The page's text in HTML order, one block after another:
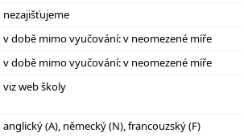
nezajišťujeme
v době mimo vyučování: v neomezené míře
v době mimo vyučování: v neomezené míře
viz web školy
anglický (A), německý (N), francouzský (F)